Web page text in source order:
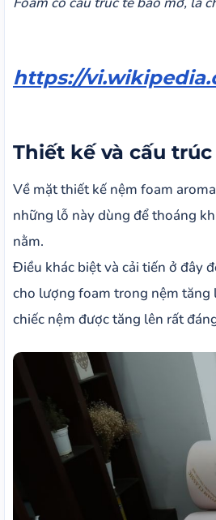
https://
Thiết kế và cấu
Về mặt thiết kế nệm foam
những lỗ này dùng để thoáng
nằm.
Điều khác biệt và cải tiến ở đây
cho lượng foam trong nệm tăng
chiếc nệm được tăng lên rất